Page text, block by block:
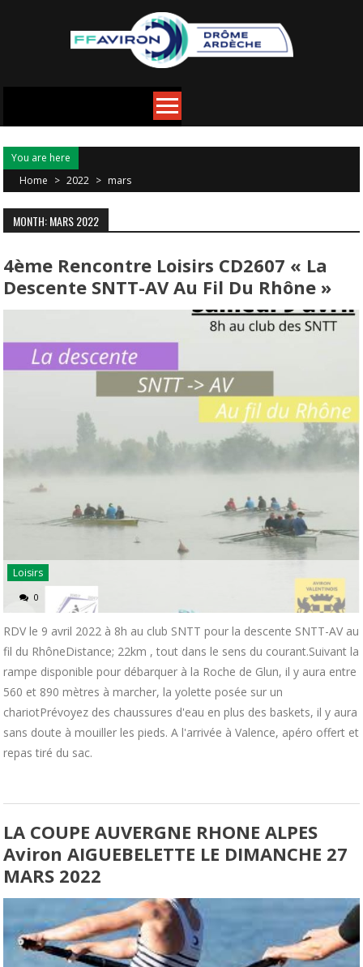
You are here
Home > 2022 > mars
MONTH: MARS 2022
4ème Rencontre Loisirs CD2607 « La
Descente SNTT-AV Au Fil Du Rhône »
Loisirs
0
RDV le 9 avril 2022 à 8h au club SNTT pour la descente SNTT-AV au
fil du RhôneDistance; 22km , tout dans le sens du courant.Suivant la
rampe disponible pour débarquer à la Roche de Glun, il y aura entre
560 et 890 mètres à marcher, la yolette posée sur un
chariotPrévoyez des chaussures d'eau en plus des baskets, il y aura
sans doute à mouiller les pieds. A l'arrivée à Valence, apéro offert et
repas tiré du sac.
LA COUPE AUVERGNE RHONE ALPES
Aviron AIGUEBELETTE LE DIMANCHE 27
MARS 2022